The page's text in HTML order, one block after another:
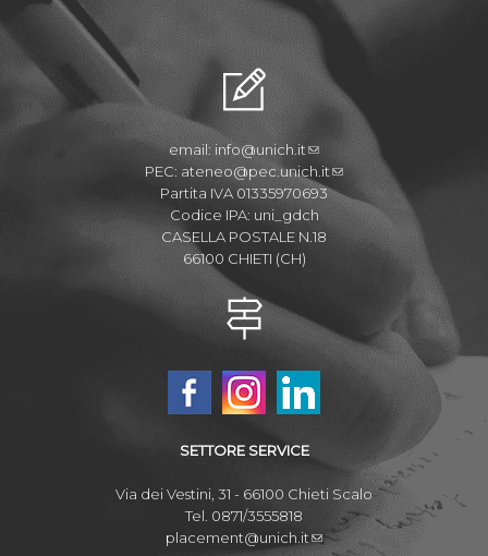
email: info@unich.it
PEC: ateneo@pec.unich.it
Partita IVA 01335970693
Codice IPA: uni_gdch
CASELLA POSTALE N.18
66100 CHIETI (CH)
SETTORE SERVICE
Via dei Vestini, 31 - 66100 Chieti Scalo
Tel. 0871/3555818
placement@unich.it